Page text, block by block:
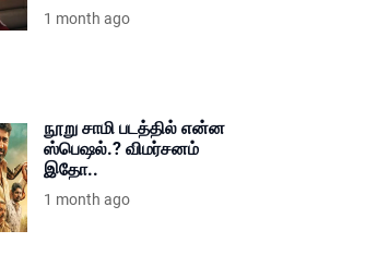
1 month ago
நூறு சாமி படத்தில் என்ன
ஸ்பெஷல்.? விமர்சனம்
இதோ..
1 month ago